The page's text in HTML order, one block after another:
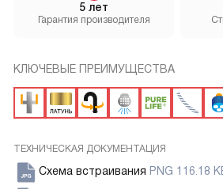
5 лет
Гарантия производителя
КЛЮЧЕВЫЕ ПРЕИМУЩЕСТВА
ТЕХНИЧЕСКАЯ ДОКУМЕНТАЦИЯ
Схема встраивания PNG 116.18